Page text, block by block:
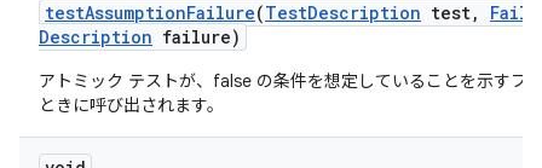
testAssumptionFailure(TestDescription test,
Description failure)
アトミック テストが、false の条件を想定していることを示すフ
ときに呼び出されます。